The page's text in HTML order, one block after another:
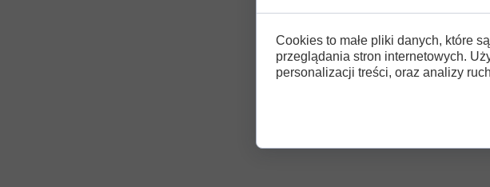
Cookies to małe pliki danych, które
przeglądania stron internetowych.
personalizacji treści, oraz analizy